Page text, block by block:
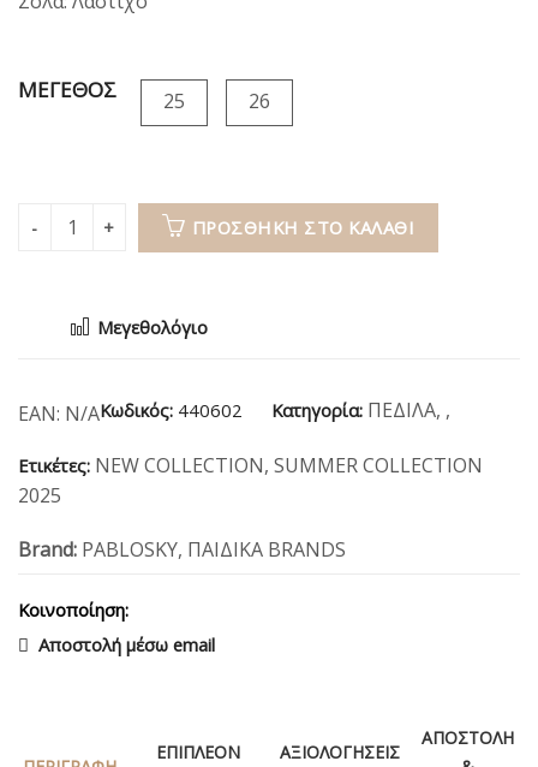
ΜΕΓΕΘΟΣ 25 26
ΠΡΟΣΘΉΚΗ ΣΤΟ ΚΑΛΆΘΙ
Μεγεθολόγιο
EAN: N/AΚωδικός: 440602 Κατηγορία: ΠΕΔΙΛΑ, ,
Ετικέτες: NEW COLLECTION, SUMMER COLLECTION
2025
Brand: PABLOSKY, ΠΑΙΔΙΚΑ BRANDS
Κοινοποίηση:
Αποστολή μέσω email
ΕΠΙΠΛΈΟΝ ΑΞΙΟΛΟΓΉΣΕΙΣ
ΑΠΟΣΤΟΛΉ